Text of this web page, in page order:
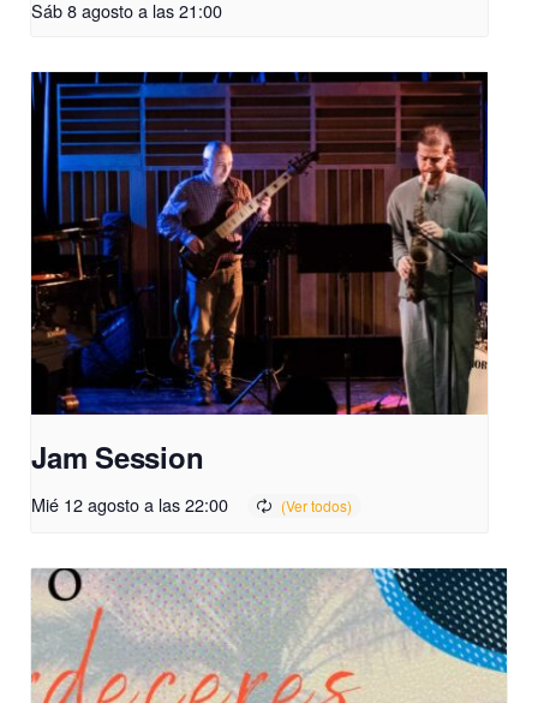
Sáb 8 agosto a las 21:00
Jam Session
Mié 12 agosto a las 22:00